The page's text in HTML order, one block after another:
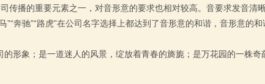
传播的重要元素之一，对音形意的要求也相对较高。音要求发音清
奔驰”“路虎”在公司名字选择上都达到了音形意的和谐，音形意的
形象；是一道迷人的风景，绽放着青春的旖旎；是万花园的一株奇